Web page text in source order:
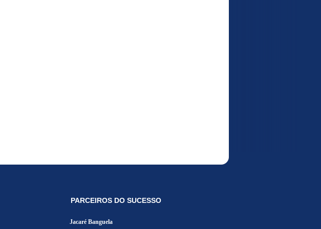
PARCEIROS DO SUCESSO
Jacaré Banguela